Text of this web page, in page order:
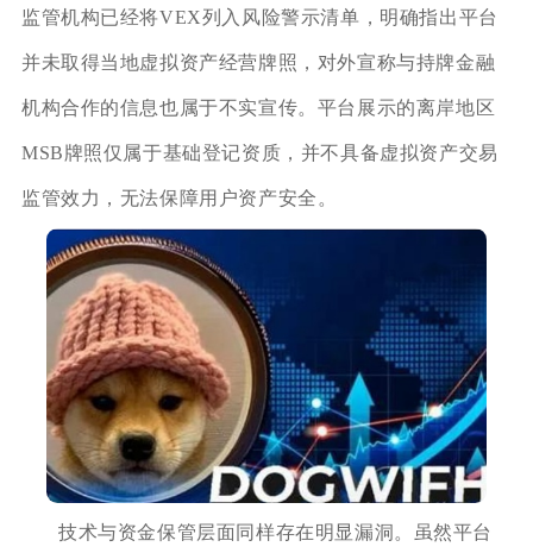
监管机构已经将VEX列入风险警示清单，明确指出平台
并未取得当地虚拟资产经营牌照，对外宣称与持牌金融
机构合作的信息也属于不实宣传。平台展示的离岸地区
MSB牌照仅属于基础登记资质，并不具备虚拟资产交易
监管效力，无法保障用户资产安全。
技术与资金保管层面同样存在明显漏洞。虽然平台